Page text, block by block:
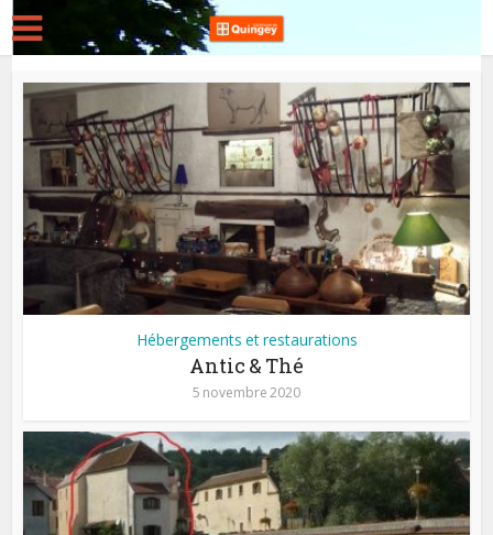
Hébergements et restaurations
Antic & Thé
5 novembre 2020